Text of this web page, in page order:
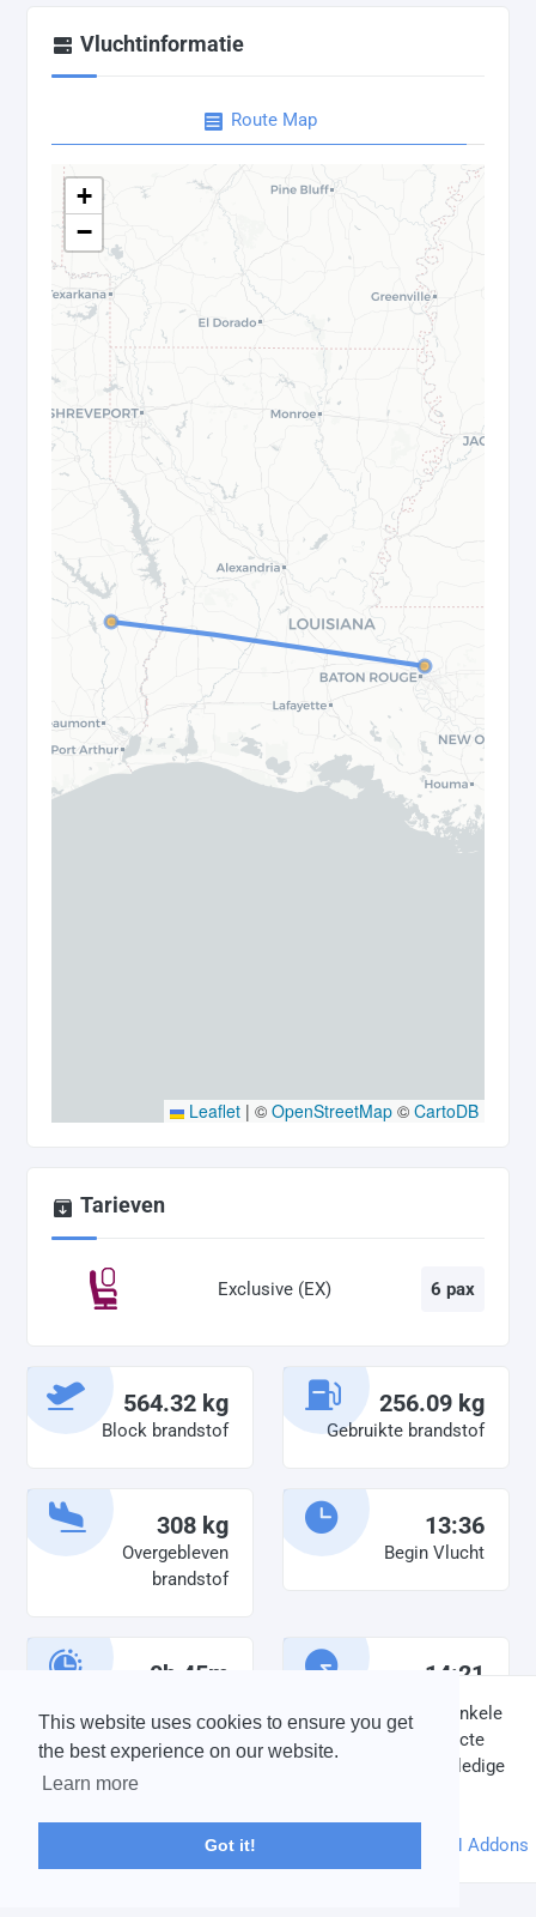
This website uses cookies to ensure you get
the best experience on our website.
Learn more
Got it!
Vluchtinformatie
Route Map
+
−
Leaflet | © OpenStreetMap © CartoDB
Tarieven
Exclusive (EX) 6 pax
564.32 kg
Block brandstof
256.09 kg
Gebruikte brandstof
308 kg
Overgebleven
brandstof
13:36
Begin Vlucht
0h 45m 14:21
Einde vlucht
DISCLAIMER: V-Bird Virtual Airlines Group kan op geen enkele
wijze aansprakelijkheid aanvaarden voor directe of indirecte
schade die is ontstaan ten gevolge van onjuiste of onvolledige
informatie op deze website.
© 2004 - 2026 V-Bird Virtual Airlines Group |Credits
Powered byphpVMS DH Addons